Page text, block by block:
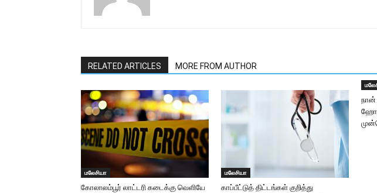
RELATED ARTICLES MORE FROM AUTHOR
மலேசியா
கோலாலம்பூர் லாட்டரி கடைக்கு வெளியே
மலேசியா
காப்பீட்டுத் திட்டங்கள் குறித்து
நான்